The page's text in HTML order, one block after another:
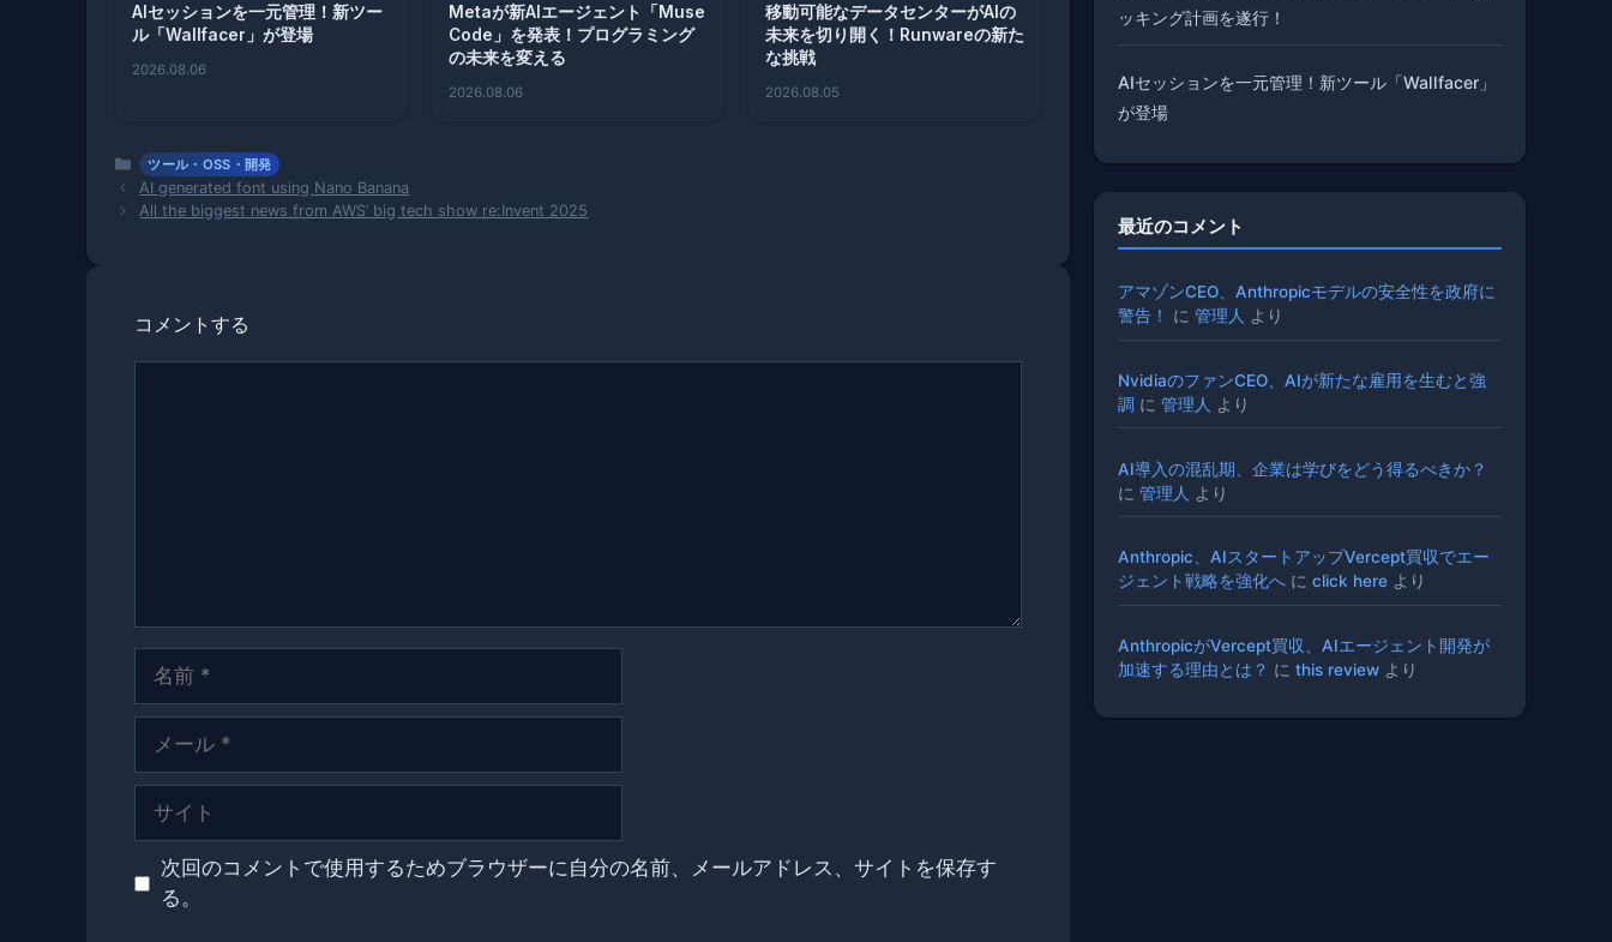
AIセッションを一元管理！新ツー
ル「Wallfacer」が登場
2026.08.06
Metaが新AIエージェント「Muse
Code」を発表！プログラミング
の未来を変える
2026.08.06
移動可能なデータセンターがAIの
未来を切り開く！Runwareの新た
な挑戦
2026.08.05
カ
テ
ゴ
ツール・OSS・開発
AI generated font using Nano Banana
All the biggest news from AWS’ big tech show re:Invent 2025
コメントする
ル
次回のコメントで使用するためブラウザーに自分の名前、メールアドレス、サイトを保存す
る。
ッキング計画を遂行！
AIセッションを一元管理！新ツール「Wallfacer」
が登場
最近のコメント
アマゾンCEO、Anthropicモデルの安全性を政府に
警告！
に 管理人 より
NvidiaのファンCEO、AIが新たな雇用を生むと強
調 に 管理人 より
AI導入の混乱期、企業は学びをどう得るべきか？
に 管理人 より
Anthropic、AIスタートアップVercept買収でエー
ジェント戦略を強化へ に click here より
AnthropicがVercept買収、AIエージェント開発が
加速する理由とは？ に this review より